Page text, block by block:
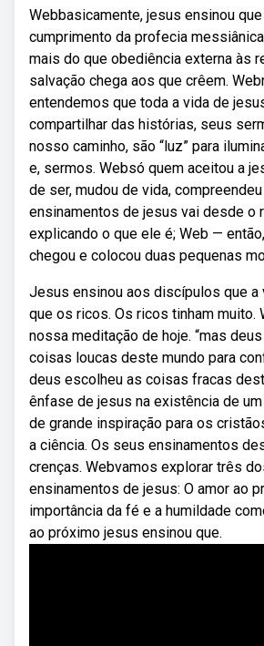
Webbasicamente, jesus ensinou
cumprimento da profecia
mais do que obediência externa às
salvação chega aos que crêem.
entendemos que toda a vida de
compartilhar das histórias, seus
nosso caminho, são “luz” para
e, sermos. Websó quem aceitou a
de ser, mudou de vida,
ensinamentos de jesus vai desde o
explicando o que ele é; Web —
chegou e colocou duas pequenas
Jesus ensinou aos discípulos que a
que os ricos. Os ricos tinham muito.
nossa meditação de hoje. “mas
coisas loucas deste mundo para
deus escolheu as coisas fracas
ênfase de jesus na existência de
de grande inspiração para os
a ciência. Os seus ensinamentos
crenças. Webvamos explorar três
ensinamentos de jesus: O amor ao
importância da fé e a humildade
ao próximo jesus ensinou que.